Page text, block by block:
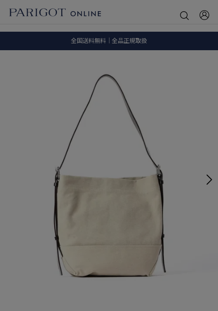
全国送料無料｜全品正規取扱